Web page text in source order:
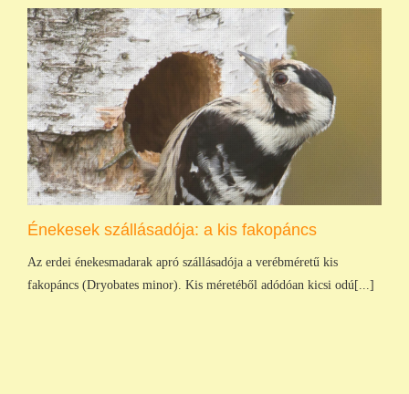
Énekesek szállásadója: a kis fakopáncs
Az erdei énekesmadarak apró szállásadója a verébméretű kis
fakopáncs (Dryobates minor). Kis méretéből adódóan kicsi odú[...]